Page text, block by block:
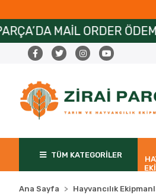
ÖDEMELERE ÖZEL 6 AYA
TÜM KATEGORİLER
Ana Sayfa Hayvancılık